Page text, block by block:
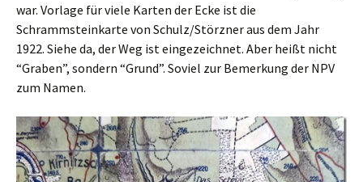
war. Vorlage für viele Karten der Ecke ist die
Schrammsteinkarte von Schulz/Störzner aus dem Jahr
1922. Siehe da, der Weg ist eingezeichnet. Aber heißt nicht
“Graben”, sondern “Grund”. Soviel zur Bemerkung der NPV
zum Namen.